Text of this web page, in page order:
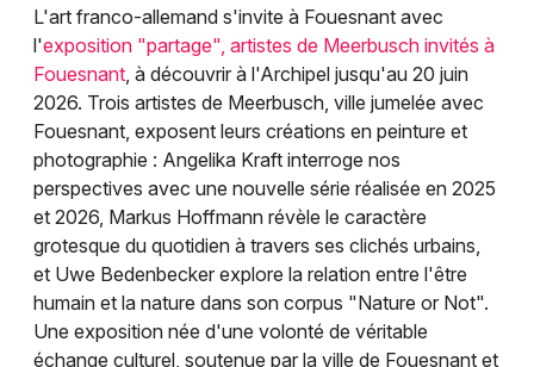
L'art franco-allemand s'invite à Fouesnant avec
l'exposition "partage", artistes de Meerbusch invités à
Fouesnant, à découvrir à l'Archipel jusqu'au 20 juin
2026. Trois artistes de Meerbusch, ville jumelée avec
Fouesnant, exposent leurs créations en peinture et
photographie : Angelika Kraft interroge nos
perspectives avec une nouvelle série réalisée en 2025
et 2026, Markus Hoffmann révèle le caractère
grotesque du quotidien à travers ses clichés urbains,
et Uwe Bedenbecker explore la relation entre l'être
humain et la nature dans son corpus "Nature or Not".
Une exposition née d'une volonté de véritable
échange culturel, soutenue par la ville de Fouesnant et